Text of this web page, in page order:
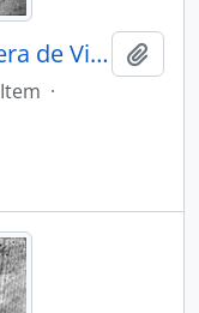
Rancho folclórico A Primavera de Vila Cova de Perrinho
Item ·